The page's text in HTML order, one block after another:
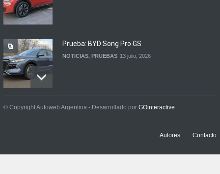
Prueba: BYD Song Pro GS
NOTICIAS, PRUEBAS 13 julio, 2026
Contacto: Jeep Wrangler
© Copyright Autoweb Argentina - Desarrollado por GOinteractive
Autores Contacto